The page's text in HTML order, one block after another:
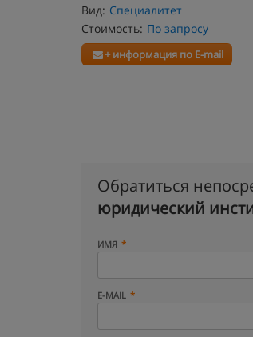
Вид: Специалитет
Стоимость: По запросу
+ информация по E-mail
Обратиться
юридический
ИМЯ
E-MAIL